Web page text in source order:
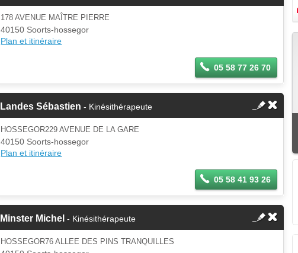
178 AVENUE MAÎTRE PIERRE
40150 Soorts-hossegor
Plan et itinéraire
05 58 77 26 70
Landes Sébastien - Kinésithérapeute
HOSSEGOR229 AVENUE DE LA GARE
40150 Soorts-hossegor
Plan et itinéraire
05 58 41 93 26
Minster Michel - Kinésithérapeute
HOSSEGOR76 ALLEE DES PINS TRANQUILLES